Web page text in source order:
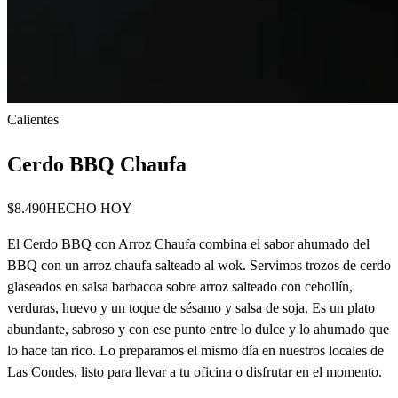
Calientes
Cerdo BBQ Chaufa
$8.490HECHO HOY
El Cerdo BBQ con Arroz Chaufa combina el sabor ahumado del
BBQ con un arroz chaufa salteado al wok. Servimos trozos de cerdo
glaseados en salsa barbacoa sobre arroz salteado con cebollín,
verduras, huevo y un toque de sésamo y salsa de soja. Es un plato
abundante, sabroso y con ese punto entre lo dulce y lo ahumado que
lo hace tan rico. Lo preparamos el mismo día en nuestros locales de
Las Condes, listo para llevar a tu oficina o disfrutar en el momento.